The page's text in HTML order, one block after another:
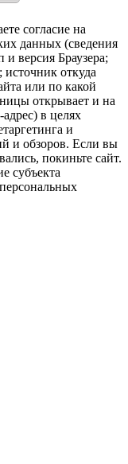
согласие на
данных (сведения
версия Браузера;
источник откуда
или по какой
открывает и на
в целях
и
и обзоров. Если вы
покиньте сайт.
субъекта